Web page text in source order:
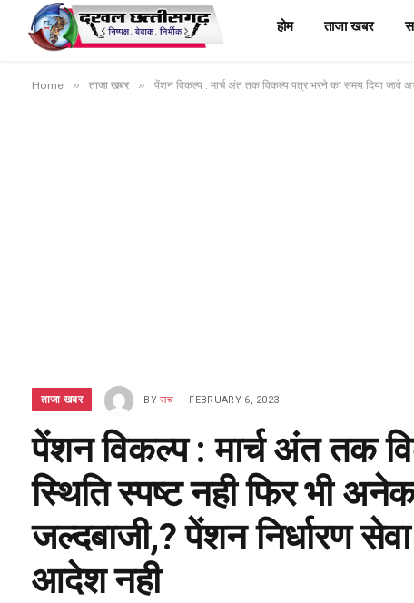
होम ताजा खबर
Home » ताजा खबर » पेंशन विकल्प : मार्च अंत तक विकल्प पत्र भरने का समय दिया जावे
ताजा खबर BY सच FEBRUARY 6, 2023
पेंशन विकल्प : मार्च अंत तक
स्थिति स्पष्ट नही फिर भी
जल्दबाजी,? पेंशन निर्धारण
आदेश नही